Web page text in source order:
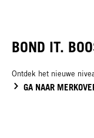
BOND IT.
Ontdek het nieuwe
GA NAAR